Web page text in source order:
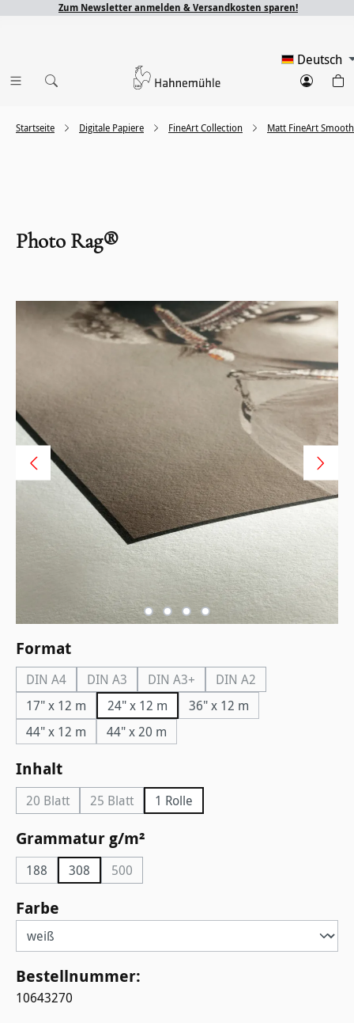
Zum Newsletter anmelden & Versandkosten sparen!
Deutsch
Matt FineArt Smooth
FineArt Collection
Digitale Papiere
Startseite
Photo Rag®
Bildergalerie überspringen
Formatauswählen
DIN A4(Diese Option ist zurzeit nicht verfügbar.)
DIN A3(Diese Option ist zurzeit nicht verfügbar.)
DIN A3+(Diese Option ist zurzeit nicht
DIN A2(Diese Option ist
17" x 12 m 24" x 12 m
36" x 12 m
44" x 12 m
44" x 20 m
Inhaltauswählen
20 Blatt(Diese Option ist zurzeit nicht verfügbar.)
25 Blatt(Diese Option ist zurzeit nicht verfügbar.)
1 Rolle
Grammatur g/m²
188 308 500(Diese Option ist zurzeit nicht verfügbar.)
Farbe
Bestellnummer:
10643270